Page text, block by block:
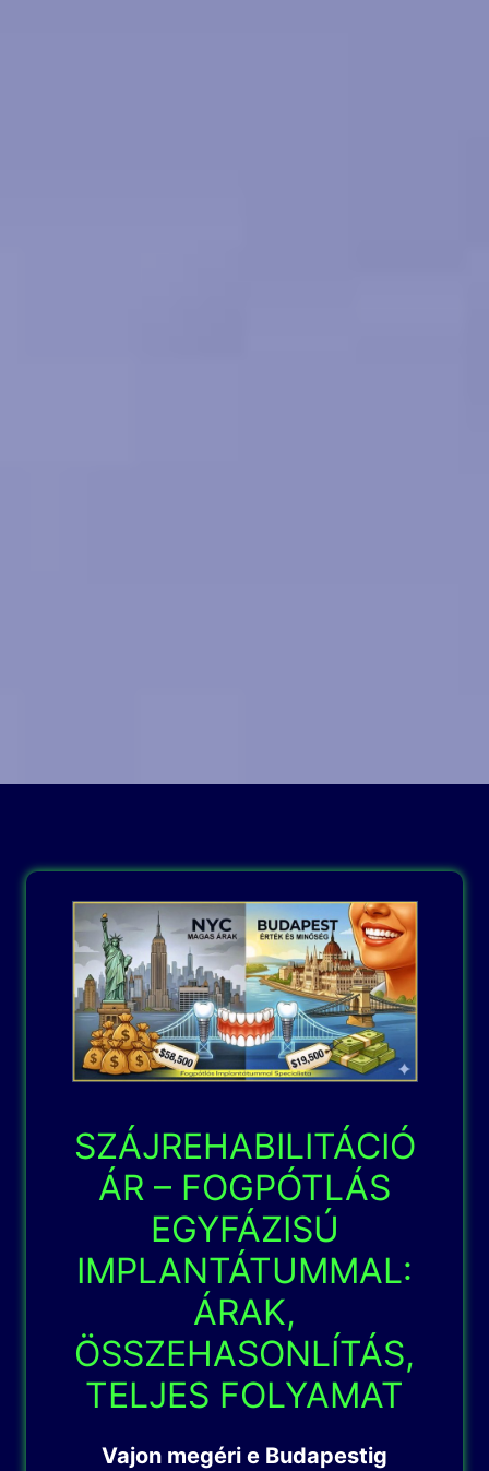
SZÁJREHABILITÁCIÓ
ÁR – FOGPÓTLÁS
EGYFÁZISÚ
IMPLANTÁTUMMAL:
ÁRAK,
ÖSSZEHASONLÍTÁS,
TELJES FOLYAMAT
Vajon megéri e Budapestig